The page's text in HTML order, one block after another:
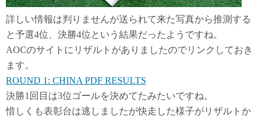
詳しい情報は判りませんが送られて来た写真から推測する
と予選4位、決勝4位という結果だったようですね。
AOCのサイトにリザルトがありましたのでリンクしておき
ます。
ROUND 1: CHINA PDF RESULTS
決勝1回目は3位ゴールを決めてたみたいですね。
惜しくも表彰台は逃しましたが快走した様子がリザルトか